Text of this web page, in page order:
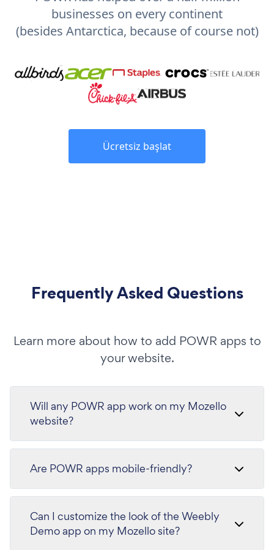
businesses on every continent
(besides Antarctica, because of course not)
Ücretsiz başlat
Frequently Asked Questions
Learn more about how to add POWR apps to
your website.
Will any POWR app work on my Mozello
website?
Are POWR apps mobile-friendly?
Can I customize the look of the Weebly
Demo app on my Mozello site?